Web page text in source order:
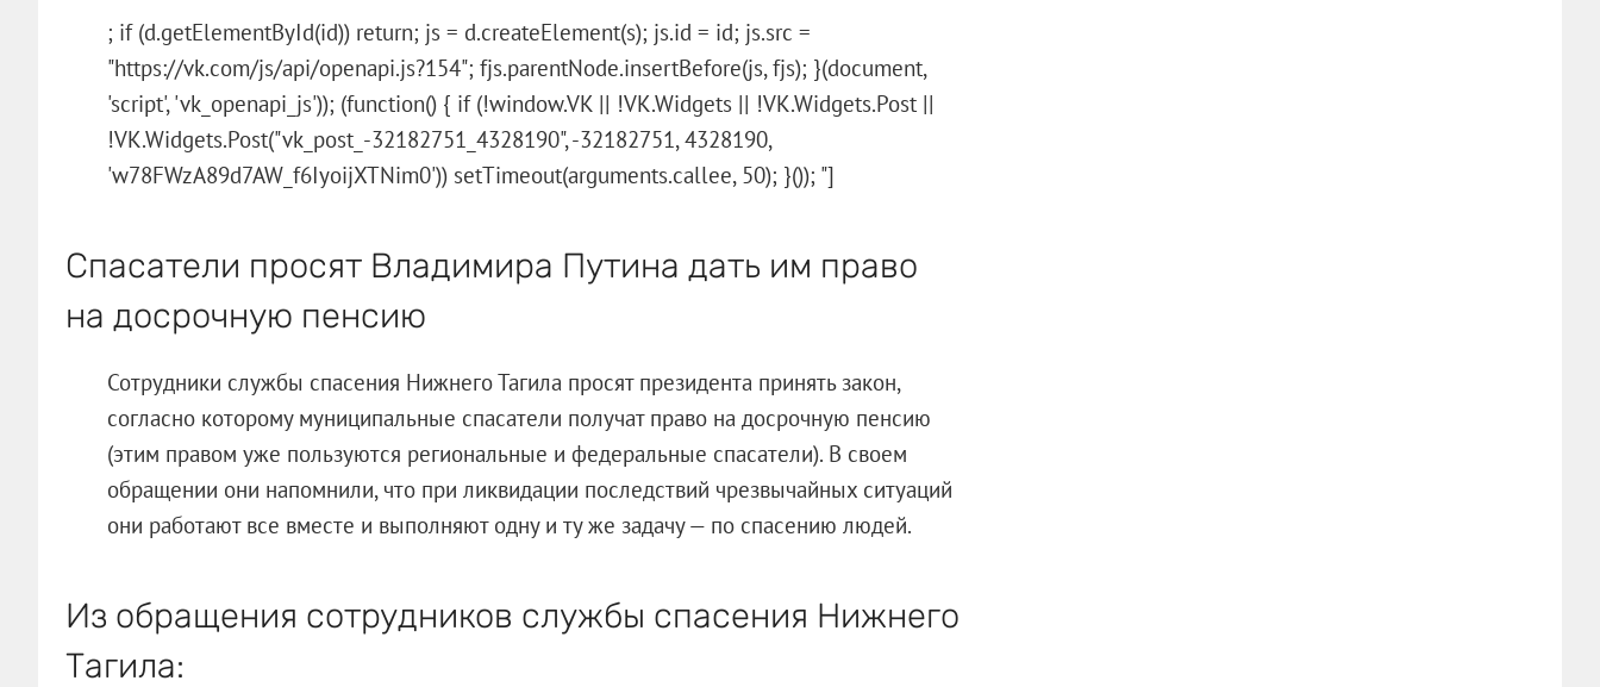
; if (d.getElementById(id)) return; js = d.createElement(s); js.id = id; js.src =
"https://vk.com/js/api/openapi.js?154"; fjs.parentNode.insertBefore(js, fjs); }(document,
'script', 'vk_openapi_js')); (function() { if (!window.VK || !VK.Widgets || !VK.Widgets.Post ||
!VK.Widgets.Post("vk_post_-32182751_4328190", -32182751, 4328190,
'w78FWzA89d7AW_f6IyoijXTNim0')) setTimeout(arguments.callee, 50); }()); "]
Спасатели просят Владимира Путина дать им право
на досрочную пенсию
Сотрудники службы спасения Нижнего Тагила просят президента принять закон,
согласно которому муниципальные спасатели получат право на досрочную пенсию
(этим правом уже пользуются региональные и федеральные спасатели). В своем
обращении они напомнили, что при ликвидации последствий чрезвычайных ситуаций
они работают все вместе и выполняют одну и ту же задачу — по спасению людей.
Из обращения сотрудников службы спасения Нижнего
Тагила: